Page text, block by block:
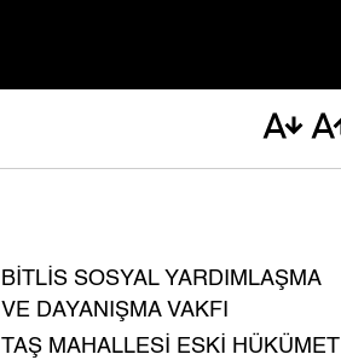
BİTLİS SOSYAL YARDIMLAŞMA
VE DAYANIŞMA VAKFI
TAŞ MAHALLESİ ESKİ HÜKÜMET